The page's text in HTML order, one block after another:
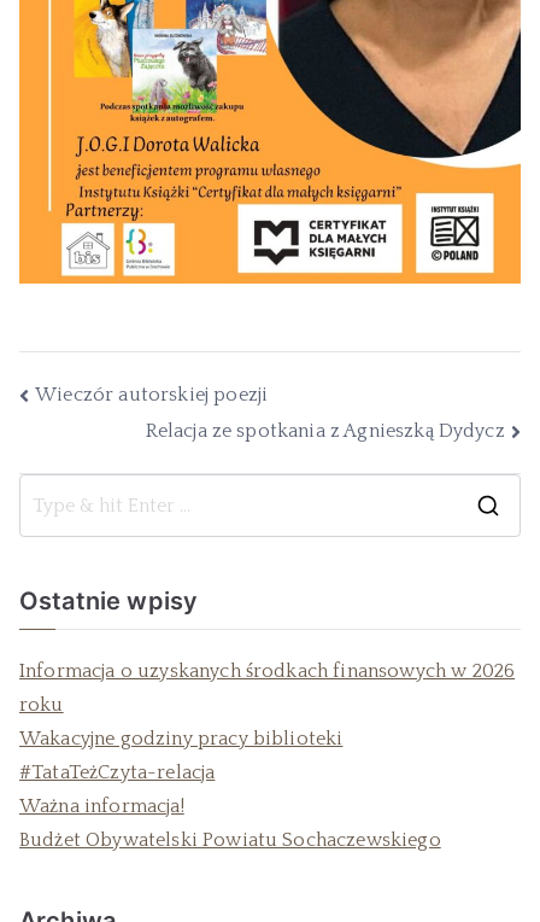
Wieczór autorskiej poezji
Relacja ze spotkania z Agnieszką Dydycz
Ostatnie wpisy
Informacja o uzyskanych środkach finansowych w 2026
roku
Wakacyjne godziny pracy biblioteki
#TataTeżCzyta-relacja
Ważna informacja!
Budżet Obywatelski Powiatu Sochaczewskiego